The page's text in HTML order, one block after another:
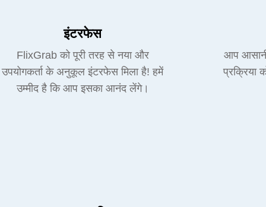
इंटरफेस
FlixGrab को पूरी तरह से नया और
उपयोगकर्ता के अनुकूल इंटरफेस मिला है! हमें
उम्मीद है कि आप इसका आनंद लेंगे।
आप